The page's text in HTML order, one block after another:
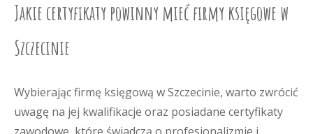
Jakie certyfikaty powinny mieć firmy księgowe w
Szczecinie
Wybierając firmę księgową w Szczecinie, warto zwrócić
uwagę na jej kwalifikacje oraz posiadane certyfikaty